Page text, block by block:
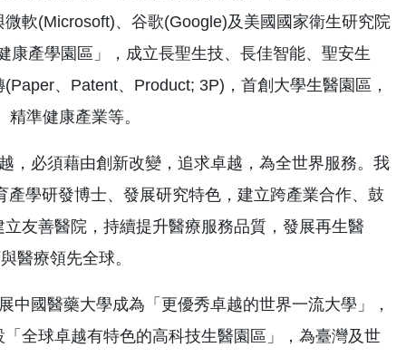
軟(Microsoft)、谷歌(Google)及美國國家衛生研究院
產學園區」，成立長聖生技、長佳智能、聖安生
、Patent、Product; 3P)，首創大學生醫園區，
準健康產業等。
必須藉由創新改變，追求卓越，為全世界服務。我
學研發博士、發展研究特色，建立跨產業合作、鼓
友善醫院，持續提升醫療服務品質，發展再生醫
醫療領先全球。
國醫藥大學成為「更優秀卓越的世界一流大學」，
全球卓越有特色的高科技生醫園區」，為臺灣及世